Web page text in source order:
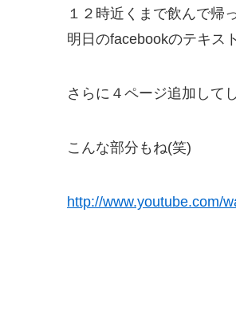
１２時近くまで飲んで帰
明日のfacebookのテキス
さらに４ページ追加して
こんな部分もね(笑)
http://www.youtube.com/